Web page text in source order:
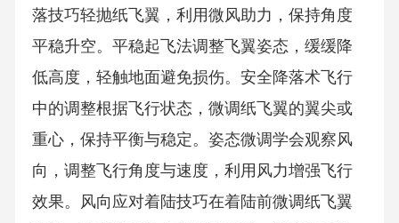
落技巧轻抛纸飞翼，利用微风助力，保持角度
平稳升空。平稳起飞法调整飞翼姿态，缓缓降
低高度，轻触地面避免损伤。安全降落术飞行
中的调整根据飞行状态，微调纸飞翼的翼尖或
重心，保持平衡与稳定。姿态微调学会观察风
向，调整飞行角度与速度，利用风力增强飞行
效果。风向应对着陆技巧在着陆前微调纸飞翼